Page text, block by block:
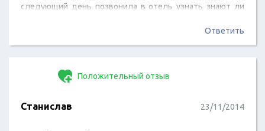
следующий день позвонила в отель узнать знают ли
меня не перевели деньги, а мне через день выезжать. Я
Ответить
Положительный отзыв
Станислав 23/11/2014